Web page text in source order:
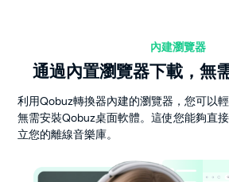
內建瀏覽器
通過內置瀏覽器下載，無
利用Qobuz轉換器內建的瀏覽器，您可以
無需安裝Qobuz桌面軟體。這使您能夠直
立您的離線音樂庫。